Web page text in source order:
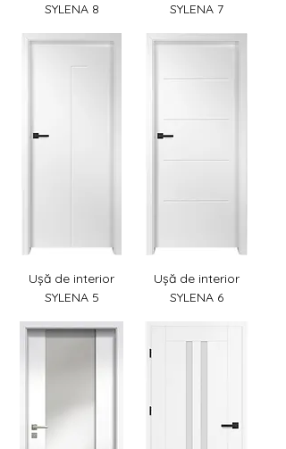
SYLENA 8
SYLENA 7
Ușă de interior
SYLENA 5
Ușă de interior
SYLENA 6